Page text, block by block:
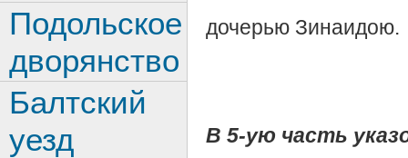
дочерью Зинаидою.
В 5-ую часть
Подольское
дворянство
Балтский
уезд